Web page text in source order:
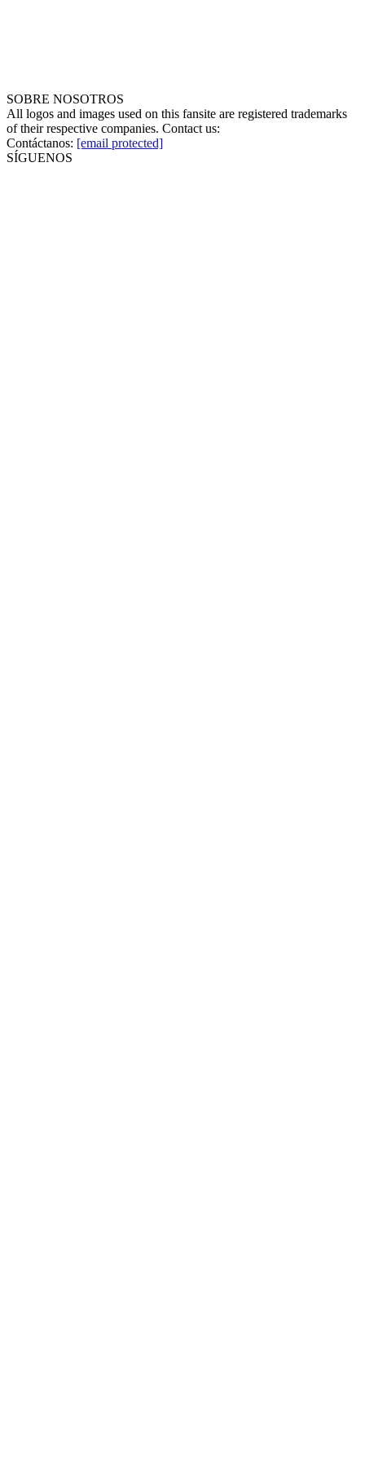
SOBRE NOSOTROS
All logos and images used on this fansite are registered trademarks
of their respective companies. Contact us:
Contáctanos: [email protected]
SÍGUENOS